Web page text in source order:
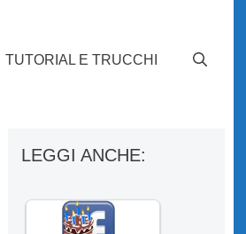
TUTORIAL E TRUCCHI
LEGGI ANCHE: